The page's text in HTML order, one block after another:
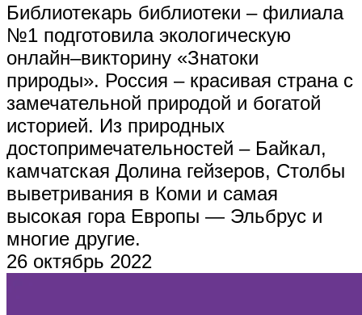
Библиотекарь библиотеки – филиала
№1 подготовила экологическую
онлайн–викторину «Знатоки
природы». Россия – красивая страна с
замечательной природой и богатой
историей. Из природных
достопримечательностей – Байкал,
камчатская Долина гейзеров, Столбы
выветривания в Коми и самая
высокая гора Европы — Эльбрус и
многие другие.
26 октябрь 2022